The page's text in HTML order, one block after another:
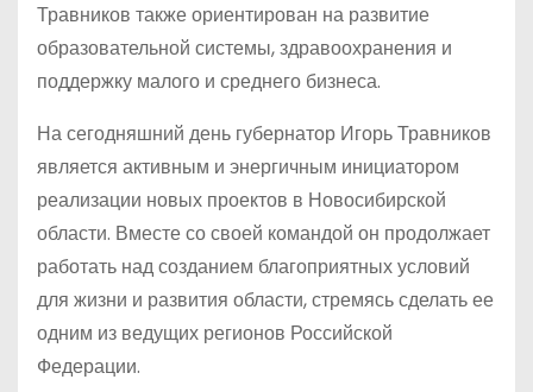
Травников также ориентирован на развитие
образовательной системы, здравоохранения и
поддержку малого и среднего бизнеса.
На сегодняшний день губернатор Игорь Травников
является активным и энергичным инициатором
реализации новых проектов в Новосибирской
области. Вместе со своей командой он продолжает
работать над созданием благоприятных условий
для жизни и развития области, стремясь сделать ее
одним из ведущих регионов Российской
Федерации.